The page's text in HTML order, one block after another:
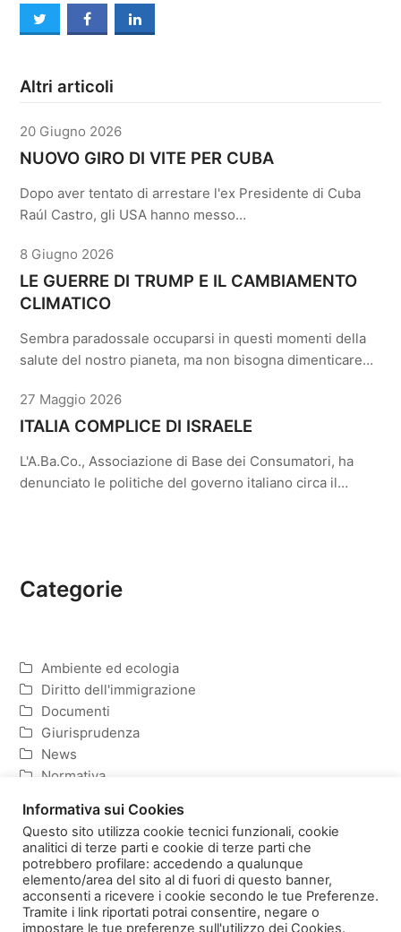
twitter facebooklinkedin
Altri articoli
20 Giugno 2026
NUOVO GIRO DI VITE PER CUBA
Dopo aver tentato di arrestare l'ex Presidente di Cuba
Raúl Castro, gli USA hanno messo…
8 Giugno 2026
LE GUERRE DI TRUMP E IL CAMBIAMENTO
CLIMATICO
Sembra paradossale occuparsi in questi momenti della
salute del nostro pianeta, ma non bisogna dimenticare…
27 Maggio 2026
ITALIA COMPLICE DI ISRAELE
L'A.Ba.Co., Associazione di Base dei Consumatori, ha
denunciato le politiche del governo italiano circa il…
Categorie
Ambiente ed ecologia
Diritto dell'immigrazione
Documenti
Giurisprudenza
News
Normativa
Homepage
Copyright
Informativa sulla Privacy e Cookies
Informativa sui Cookies
Questo sito utilizza cookie tecnici funzionali, cookie
analitici di terze parti e cookie di terze parti che
potrebbero profilare: accedendo a qualunque
elemento/area del sito al di fuori di questo banner,
acconsenti a ricevere i cookie secondo le tue Preferenze.
Tramite i link riportati potrai consentire, negare o
impostare le tue preferenze sull'utilizzo dei Cookies.